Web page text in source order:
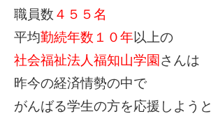
職員数 ４５５名
平均勤続年数１０年以上の
社会福祉法人福知山学園 さんは
昨今の経済情勢の中で
がんばる学生の方を応援しようと